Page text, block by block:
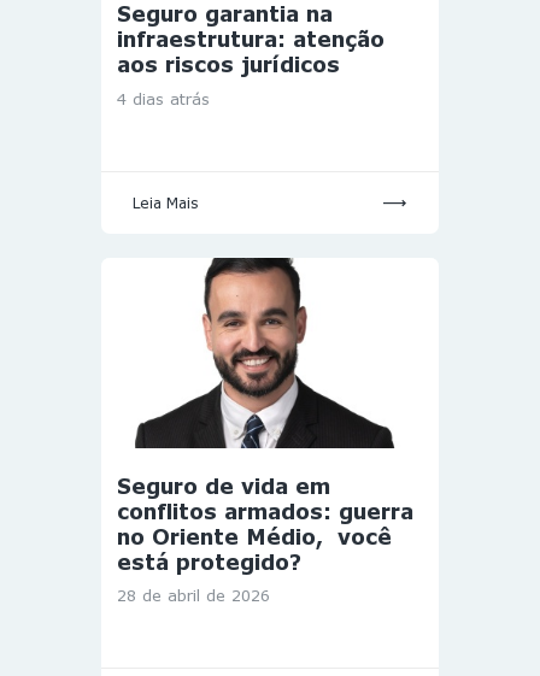
Seguro garantia na
infraestrutura: atenção
aos riscos jurídicos
4 dias atrás
Leia Mais
Seguro de vida em
conflitos armados: guerra
no Oriente Médio, você
está protegido?
28 de abril de 2026